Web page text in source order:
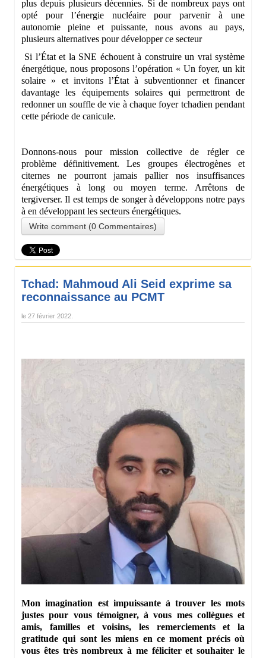
plus depuis plusieurs décennies. Si de nombreux pays ont
opté pour l’énergie nucléaire pour parvenir à une
autonomie pleine et puissante, nous avons au pays,
plusieurs alternatives pour développer ce secteur
Si l’État et la SNE échouent à construire un vrai système
énergétique, nous proposons l’opération « Un foyer, un kit
solaire » et invitons l’État à subventionner et financer
davantage les équipements solaires qui permettront de
redonner un souffle de vie à chaque foyer tchadien pendant
cette période de canicule.
Donnons-nous pour mission collective de régler ce
problème définitivement. Les groupes électrogènes et
citernes ne pourront jamais pallier nos insuffisances
énergétiques à long ou moyen terme. Arrêtons de
tergiverser. Il est temps de songer à développons notre pays
à en développant les secteurs énergétiques.
Write comment (0 Commentaires)
Tchad: Mahmoud Ali Seid exprime sa
reconnaissance au PCMT
le 27 février 2022.
Mon imagination est impuissante à trouver les mots
justes pour vous témoigner, à vous mes collègues et
amis, familles et voisins, les remerciements et la
gratitude qui sont les miens en ce moment précis où
vous êtes très nombreux à me féliciter et souhaiter le